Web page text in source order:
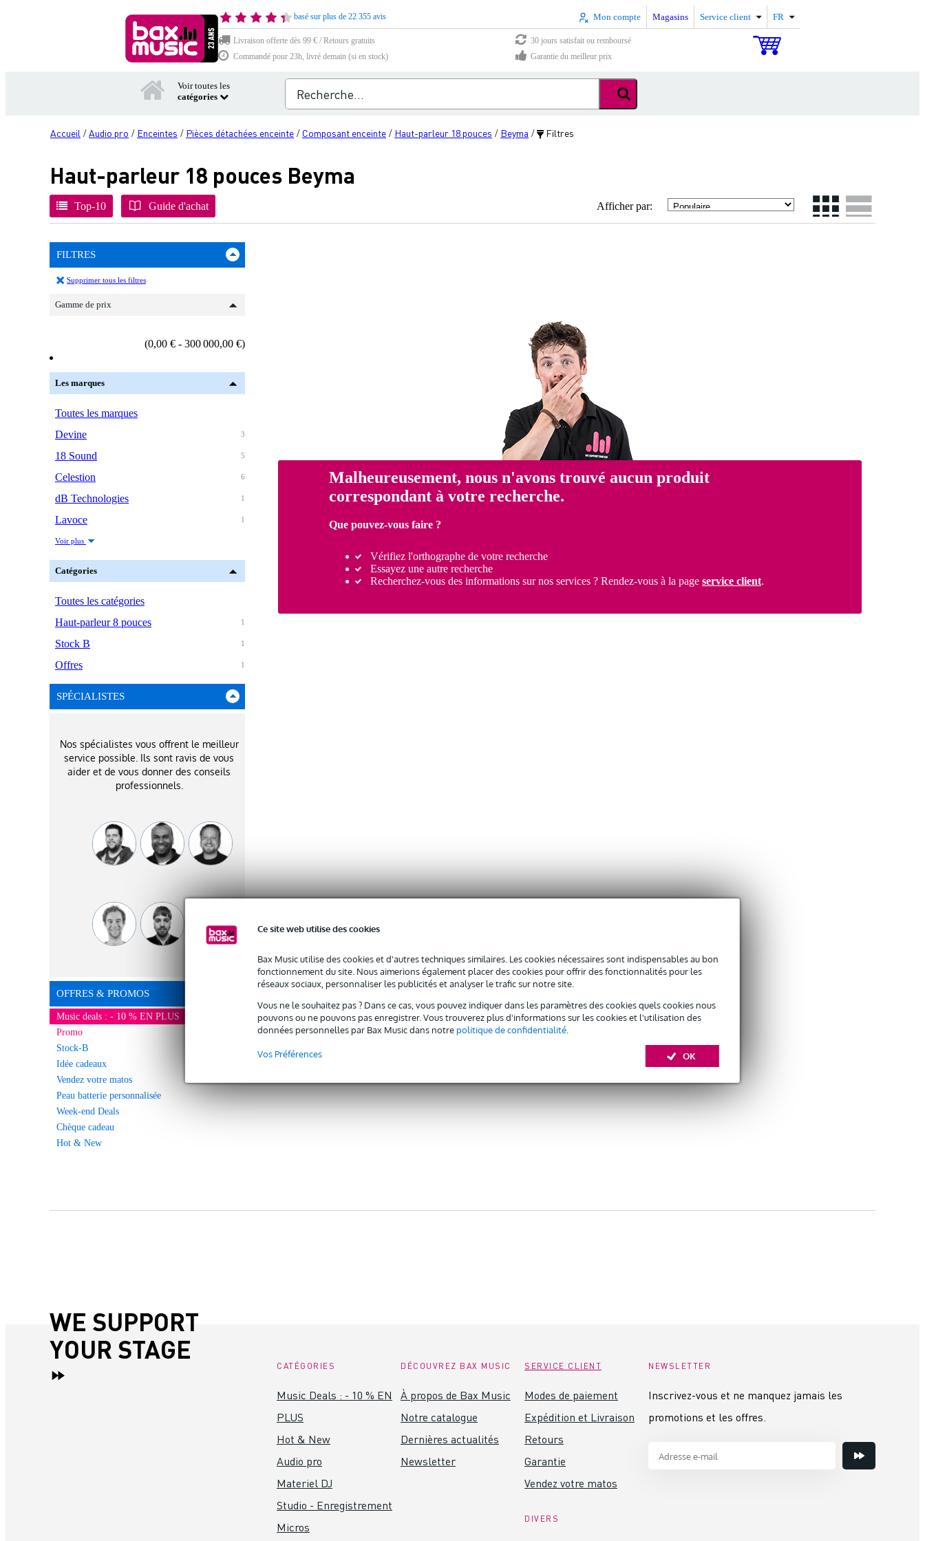
Ce site web utilise des cookies
Bax Music utilise des cookies et d'autres techniques similaires. Les cookies nécessaires sont indispensables au bon
fonctionnement du site. Nous aimerions également placer des cookies pour offrir des fonctionnalités pour les
réseaux sociaux, personnaliser les publicités et analyser le trafic sur notre site.
Vous ne le souhaitez pas ? Dans ce cas, vous pouvez indiquer dans les paramètres des cookies quels cookies nous
pouvons ou ne pouvons pas enregistrer. Vous trouverez plus d'informations sur les cookies et l'utilisation des
données personnelles par Bax Music dans notrepolitique de confidentialité.
OK
Vos Préférences
basé sur plus de 22 355 avis Mon compte Magasins Service client FR
Livraison offerte dès 99 € / Retours gratuits
30 jours satisfait ou remboursé
Commandé pour 23h, livré demain (si en stock)
Garantie du meilleur prix
Voir toutes les
catégories
Accueil /Audio pro / Enceintes / Pièces détachées enceinte / Composant enceinte / Haut-parleur 18 pouces / Beyma / Filtres
Haut-parleur 18 pouces Beyma
Top-10 Guide d'achat Afficher par:
FILTRES
Supprimer tous les filtres
Gamme de prix
(0,00 € - 300 000,00 €)
Les marques
Toutes les marques
3
Devine
5
18 Sound
6
Celestion
1
dB Technologies
1
Lavoce
Voir plus
Catégories
Toutes les catégories
1
Haut-parleur 8 pouces
1
Stock B
1
Offres
SPÉCIALISTES
Nos spécialistes vous offrent le meilleur
service possible. Ils sont ravis de vous
aider et de vous donner des conseils
professionnels.
OFFRES & PROMOS
Music deals : - 10 % EN PLUS
Promo
Stock-B
Idée cadeaux
Vendez votre matos
Peau batterie personnalisée
Week-end Deals
Chèque cadeau
Hot & New
Malheureusement, nous n'avons trouvé aucun produit
correspondant à votre recherche.
Que pouvez-vous faire ?
Vérifiez l'orthographe de votre recherche
Essayez une autre recherche
Recherchez-vous des informations sur nos services ? Rendez-vous à la page service client.
WE SUPPORT
YOUR STAGE
CATÉGORIES
Music Deals : - 10 % EN
PLUS
Hot & New
Audio pro
Materiel DJ
Studio - Enregistrement
Micros
DÉCOUVREZ BAX MUSIC
À propos de Bax Music
Notre catalogue
Dernières actualités
Newsletter
SERVICE CLIENT
Modes de paiement
Expédition et Livraison
Retours
Garantie
Vendez votre matos
DIVERS
NEWSLETTER
Inscrivez-vous et ne manquez jamais les
promotions et les offres.